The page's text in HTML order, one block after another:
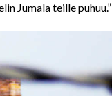
Jumala teille puhuu.”